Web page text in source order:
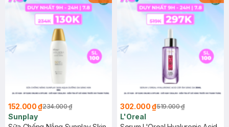
152.000 ₫234.000 ₫
Sunplay
302.000 ₫519.000 ₫
L'Oreal